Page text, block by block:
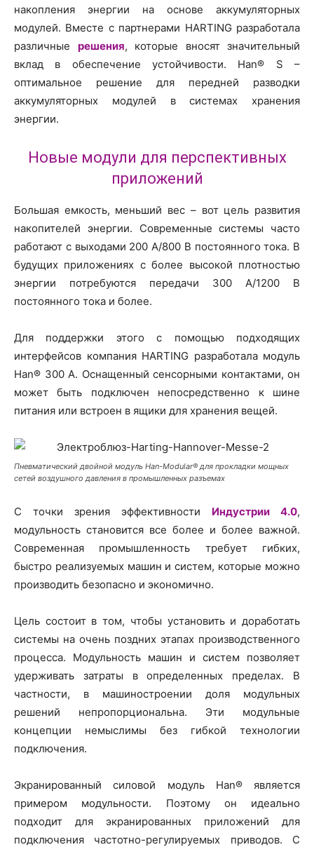
накопления энергии на основе аккумуляторных
модулей. Вместе с партнерами HARTING разработала
различные решения, которые вносят значительный
вклад в обеспечение устойчивости. Han® S –
оптимальное решение для передней разводки
аккумуляторных модулей в системах хранения
энергии.
Новые модули для перспективных
приложений
Большая емкость, меньший вес – вот цель развития
накопителей энергии. Современные системы часто
работают с выходами 200 А/800 В постоянного тока. В
будущих приложениях с более высокой плотностью
энергии потребуются передачи 300 A/1200 В
постоянного тока и более.
Для поддержки этого с помощью подходящих
интерфейсов компания HARTING разработала модуль
Han® 300 A. Оснащенный сенсорными контактами, он
может быть подключен непосредственно к шине
питания или встроен в ящики для хранения вещей.
Пневматический двойной модуль Han-Modular® для прокладки мощных
сетей воздушного давления в промышленных разъемах
С точки зрения эффективности Индустрии 4.0,
модульность становится все более и более важной.
Современная промышленность требует гибких,
быстро реализуемых машин и систем, которые можно
производить безопасно и экономично.
Цель состоит в том, чтобы установить и доработать
системы на очень поздних этапах производственного
процесса. Модульность машин и систем позволяет
удерживать затраты в определенных пределах. В
частности, в машиностроении доля модульных
решений непропорциональна. Эти модульные
концепции немыслимы без гибкой технологии
подключения.
Экранированный силовой модуль Han® является
примером модульности. Поэтому он идеально
подходит для экранированных приложений для
подключения частотно-регулируемых приводов. С